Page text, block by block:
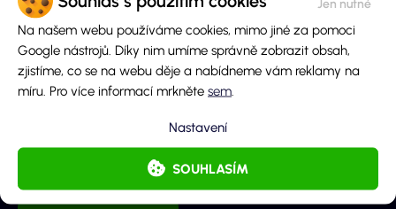
Na našem webu používáme cookies, mimo jiné za pomoci
Google nástrojů. Díky nim umíme správně zobrazit obsah,
zjistíme, co se na webu děje a nabídneme vám reklamy na
míru. Pro více informací mrkněte sem
SOUHLASÍM
Nastavení
Obsah komentáře
Odeslaním souhlasíš se